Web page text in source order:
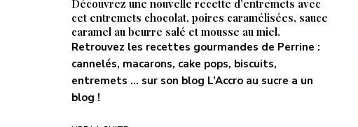
Découvrez une nouvelle recette d’entremets avec
cet entremets chocolat, poires caramélisées, sauce
caramel au beurre salé et mousse au miel.
Retrouvez les recettes gourmandes de Perrine :
cannelés, macarons, cake pops, biscuits,
entremets … sur son blog L’Accro au sucre a un
blog !